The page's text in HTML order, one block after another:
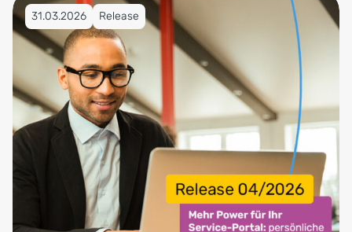
Veröffentlicht am 31.03.2026
31.03.2026 Release